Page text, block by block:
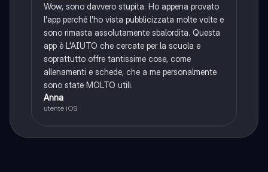
Wow, sono davvero stupita. Ho appena provato
l'app perché l'ho vista pubblicizzata molte volte e
sono rimasta assolutamente sbalordita. Questa
app è L'AIUTO che cercate per la scuola e
soprattutto offre tantissime cose, come
allenamenti e schede, che a me personalmente
sono state MOLTO utili.
Anna
utente iOS